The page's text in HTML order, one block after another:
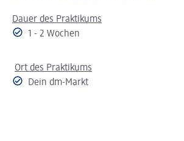
Dauer des Praktikums
1 - 2 Wochen
Ort des Praktikums
Dein dm-Markt